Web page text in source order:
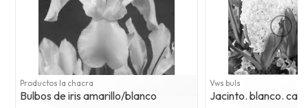
Productos la chacra
Bulbos de iris amarillo/blanco
Vws buls
Jacinto. blanco.